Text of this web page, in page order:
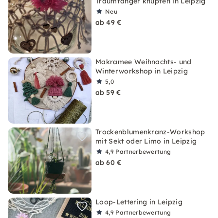
Neu
ab 49 €
Makramee Weihnachts- und
Winterworkshop in Leipzig
5,0
ab 59 €
Trockenblumenkranz-Workshop
mit Sekt oder Limo in Leipzig
4,9 Partnerbewertung
ab 60 €
Loop-Lettering in Leipzig
4,9 Partnerbewertung